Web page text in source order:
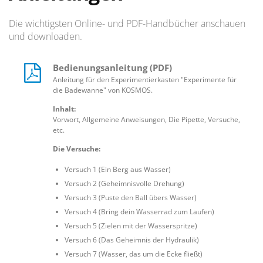
Die wichtigsten Online- und PDF-Handbücher anschauen
und downloaden.
Bedienungsanleitung (PDF)
Anleitung für den Experimentierkasten "Experimente für
die Badewanne" von KOSMOS.
Inhalt:
Vorwort, Allgemeine Anweisungen, Die Pipette, Versuche,
etc.
Die Versuche:
Versuch 1 (Ein Berg aus Wasser)
Versuch 2 (Geheimnisvolle Drehung)
Versuch 3 (Puste den Ball übers Wasser)
Versuch 4 (Bring dein Wasserrad zum Laufen)
Versuch 5 (Zielen mit der Wasserspritze)
Versuch 6 (Das Geheimnis der Hydraulik)
Versuch 7 (Wasser, das um die Ecke fließt)